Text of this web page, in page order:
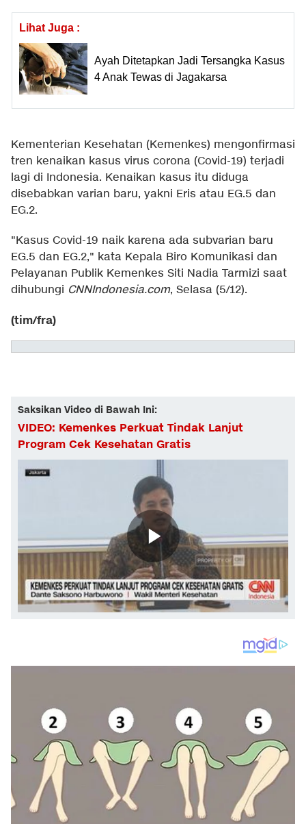
Lihat Juga :
Ayah Ditetapkan Jadi Tersangka Kasus
4 Anak Tewas di Jagakarsa
Kementerian Kesehatan (Kemenkes) mengonfirmasi
tren kenaikan kasus virus corona (Covid-19) terjadi
lagi di Indonesia. Kenaikan kasus itu diduga
disebabkan varian baru, yakni Eris atau EG.5 dan
EG.2.
"Kasus Covid-19 naik karena ada subvarian baru
EG.5 dan EG.2," kata Kepala Biro Komunikasi dan
Pelayanan Publik Kemenkes Siti Nadia Tarmizi saat
dihubungi CNNIndonesia.com, Selasa (5/12).
(tim/fra)
Saksikan Video di Bawah Ini:
VIDEO: Kemenkes Perkuat Tindak Lanjut
Program Cek Kesehatan Gratis